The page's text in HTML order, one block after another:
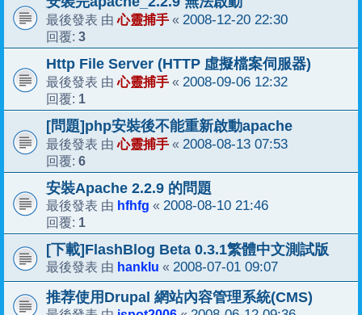
最後發表 由心靈捕手 « 2008-12-20 22:30
回覆: 3
Http File Server (HTTP 虛擬檔案伺服器)
最後發表 由心靈捕手 « 2008-09-06 12:32
回覆: 1
[問題]php安裝後不能重新啟動apache
最後發表 由心靈捕手 « 2008-08-13 07:53
回覆: 6
安裝Apache 2.2.9 的問題
最後發表 由 hfhfg « 2008-08-10 21:46
回覆: 1
[下載]FlashBlog Beta 0.3.1繁體中文測試版
最後發表 由 hanklu « 2008-07-01 09:07
推荐使用Drupal 網站內容管理系統(CMS)